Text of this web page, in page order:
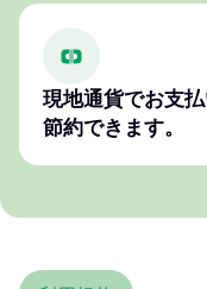
現地通貨でお支
節約できます。